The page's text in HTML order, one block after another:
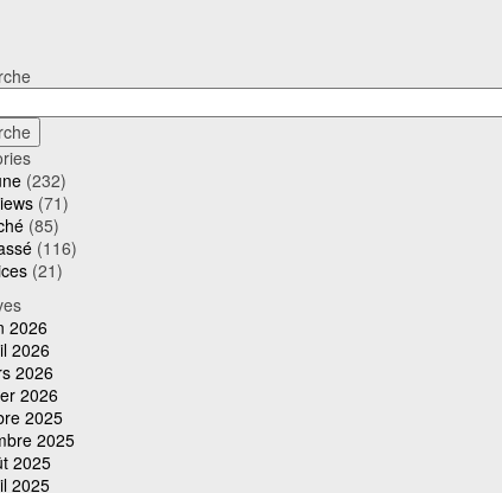
(232)
(71)
(85)
(116)
(21)
2026
2026
2026
2026
2025
2025
2025
2025